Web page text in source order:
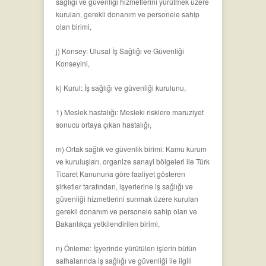
kurulan, gerekli donanım ve personele sahip
olan birimi,
j) Konsey: Ulusal İş Sağlığı ve Güvenliği
Konseyini,
k) Kurul: İş sağlığı ve güvenliği kurulunu,
1) Meslek hastalığı: Mesleki risklere maruziyet
sonucu ortaya çıkan hastalığı,
m) Ortak sağlık ve güvenlik birimi: Kamu kurum
ve kuruluşları, organize sanayi bölgeleri ile Türk
Ticaret Kanununa göre faaliyet gösteren
şirketler tarafından, işyerlerine iş sağlığı ve
güvenliği hizmetlerini sunmak üzere kurulan
gerekli donanım ve personele sahip olan ve
Bakanlıkça yetkilendirilen birimi,
n) Önleme: İşyerinde yürütülen işlerin bütün
safhalarında iş sağlığı ve güvenliği ile ilgili